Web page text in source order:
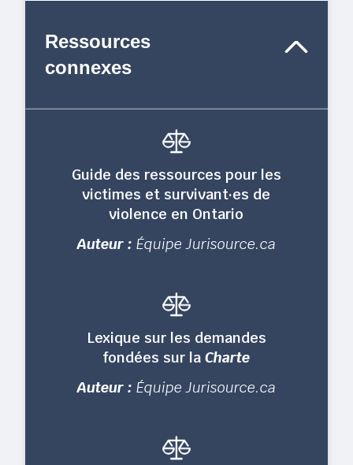
Ressources
connexes
Guide des ressources pour les
victimes et survivant·es de
violence en Ontario
Auteur : Équipe Jurisource.ca
Lexique sur les demandes
fondées sur laCharte
Auteur : Équipe Jurisource.ca